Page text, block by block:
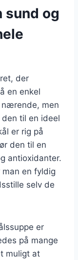
sund og
der
en enkel
nærende, men
til en ideel
er rig på
den til en
antioxidanter.
en fyldig
selv de
er
på mange
muligt at